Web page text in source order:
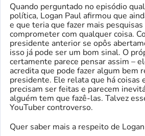
Quando perguntado no episódio
política, Logan Paul afirmou que
e que teria que fazer mais
comprometer com qualquer coisa.
presidente anterior se opôs
isso já pode ser um bom sinal. O
certamente parece pensar assim –
acredita que pode fazer algum bem
presidente. Ele relata que há coisas
precisam ser feitas e parecem
alguém tem que fazê-las. Talvez
YouTuber controverso.
Quer saber mais a respeito de